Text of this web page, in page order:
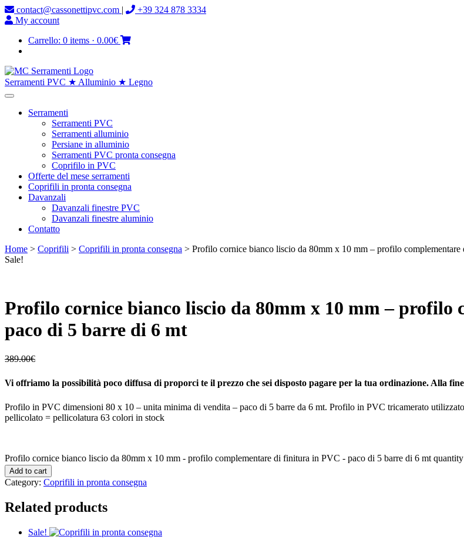
contact@cassonettipvc.com |
+39 324 878 3334
My account
Carrello: 0 items · 0.00€
Serramenti PVC ★ Alluminio ★ Legno
Serramenti
Serramenti PVC
Serramenti alluminio
Persiane in alluminio
Serramenti PVC pronta consegna
Coprifilo in PVC
Offerte del mese serramenti
Coprifili in pronta consegna
Davanzali
Davanzali finestre PVC
Davanzali finestre aluminio
Contatto
Home > Coprifili > Coprifili in pronta consegna > Profilo cornice bianco liscio da 80mm x 10 mm – profilo
Sale!
Profilo cornice bianco liscio da 80mm x 10 mm –
paco di 5 barre di 6 mt
389.00€
Vi offriamo la possibilità poco diffusa di proporci te il prezzo che sei disposto pagare per la tua ordinazione. Alla
Profilo in PVC dimensioni 80 x 10 – unita minima di vendita – paco di 5 barre da 6 mt. Profilo in PVC tricamerato
pellicolato = pellicolatura 63 colori in stock
Profilo cornice bianco liscio da 80mm x 10 mm - profilo complementare di finitura in PVC - paco di 5 barre di 6 mt quantity
Add to cart
Category: Coprifili in pronta consegna
Related products
Sale!